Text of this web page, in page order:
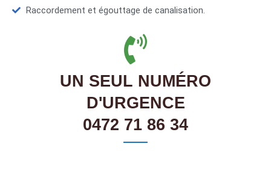
Raccordement et égouttage de canalisation.
UN SEUL NUMÉRO
D'URGENCE
0472 71 86 34